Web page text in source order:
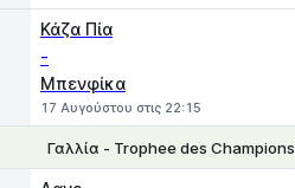
Κάζα Πία
-
Μπενφίκα
17 Αυγούστου στις 22:15
Γαλλία - Trophee des Champions